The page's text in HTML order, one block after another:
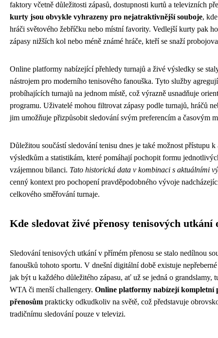
faktory včetně důležitosti zápasů, dostupnosti kurtů a televizních
kurty jsou obvykle vyhrazeny pro nejatraktivnější souboje,
hráči světového žebříčku nebo místní favority. Vedlejší kurty pak
zápasy nižších kol nebo méně známé hráče, kteří se snaží
Online platformy nabízející přehledy turnajů a živé výsledky se
nástrojem pro moderního tenisového fanouška. Tyto služby
probíhajících turnajů na jednom místě, což výrazně usnadňuje
programu. Uživatelé mohou filtrovat zápasy podle turnajů, hráčů
jim umožňuje přizpůsobit sledování svým preferencím a časovým
Důležitou součástí sledování tenisu dnes je také možnost přístupu
výsledkům a statistikám, které pomáhají pochopit formu
vzájemnou bilanci. Tato historická data v kombinaci s aktuálními
cenný kontext pro pochopení pravděpodobného vývoje
celkového směřování turnaje.
Kde sledovat živé přenosy tenisových utkání
Sledování tenisových utkání v přímém přenosu se stalo nedílnou
fanoušků tohoto sportu. V dnešní digitální době existuje
jak být u každého důležitého zápasu, ať už se jedná o grandslamy,
WTA či menší challengery. Online platformy nabízejí kompletní
přenosům prakticky odkudkoliv na světě, což představuje
tradičnímu sledování pouze v televizi.